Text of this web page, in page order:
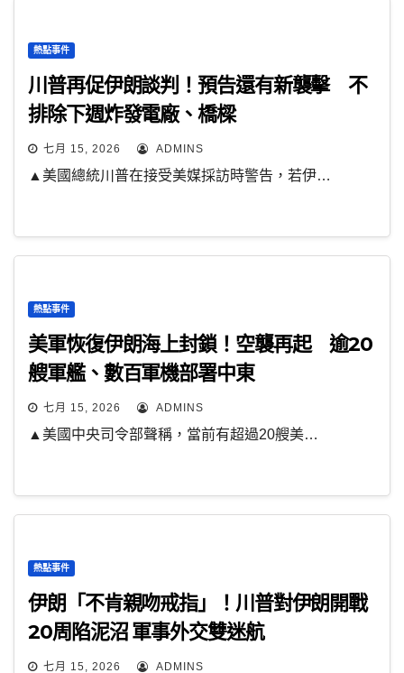
熱點事件
川普再促伊朗談判！預告還有新襲擊 不
排除下週炸發電廠、橋樑
七月 15, 2026 ADMINS
▲美國總統川普在接受美媒採訪時警告，若伊…
熱點事件
美軍恢復伊朗海上封鎖！空襲再起 逾20
艘軍艦、數百軍機部署中東
七月 15, 2026 ADMINS
▲美國中央司令部聲稱，當前有超過20艘美…
熱點事件
伊朗「不肯親吻戒指」！川普對伊朗開戰
20周陷泥沼 軍事外交雙迷航
七月 15, 2026 ADMINS